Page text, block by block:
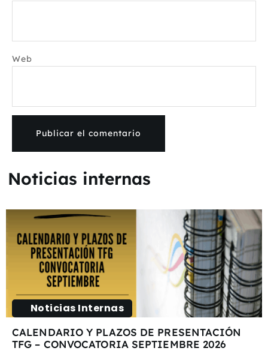
Web
Noticias internas
Noticias Internas
CALENDARIO Y PLAZOS DE PRESENTACIÓN
TFG – CONVOCATORIA SEPTIEMBRE 2026